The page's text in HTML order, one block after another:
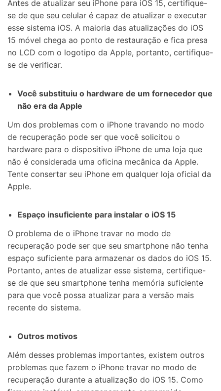
Antes de atualizar seu iPhone para iOS 15, certifique-
se de que seu celular é capaz de atualizar e executar
esse sistema iOS. A maioria das atualizações do iOS
15 móvel chega ao ponto de restauração e fica presa
no LCD com o logotipo da Apple, portanto, certifique-
se de verificar.
Você substituiu o hardware de um fornecedor que
não era da Apple
Um dos problemas com o iPhone travando no modo
de recuperação pode ser que você solicitou o
hardware para o dispositivo iPhone de uma loja que
não é considerada uma oficina mecânica da Apple.
Tente consertar seu iPhone em qualquer loja oficial da
Apple.
Espaço insuficiente para instalar o iOS 15
O problema de o iPhone travar no modo de
recuperação pode ser que seu smartphone não tenha
espaço suficiente para armazenar os dados do iOS 15.
Portanto, antes de atualizar esse sistema, certifique-
se de que seu smartphone tenha memória suficiente
para que você possa atualizar para a versão mais
recente do sistema.
Outros motivos
Além desses problemas importantes, existem outros
problemas que fazem o iPhone travar no modo de
recuperação durante a atualização do iOS 15. Como